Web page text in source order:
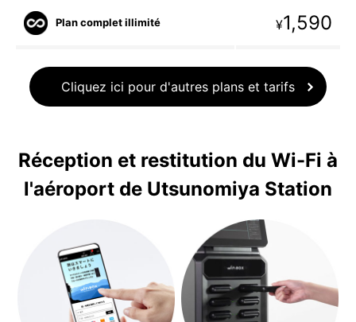
Plan complet illimité ¥1,590
Cliquez ici pour d'autres plans et tarifs
Réception et restitution du Wi-Fi à
l'aéroport de Utsunomiya Station